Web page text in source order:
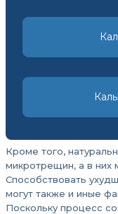
Кроме того,
микротрещин, а в них
Способствовать
могут также и иные
Поскольку процесс